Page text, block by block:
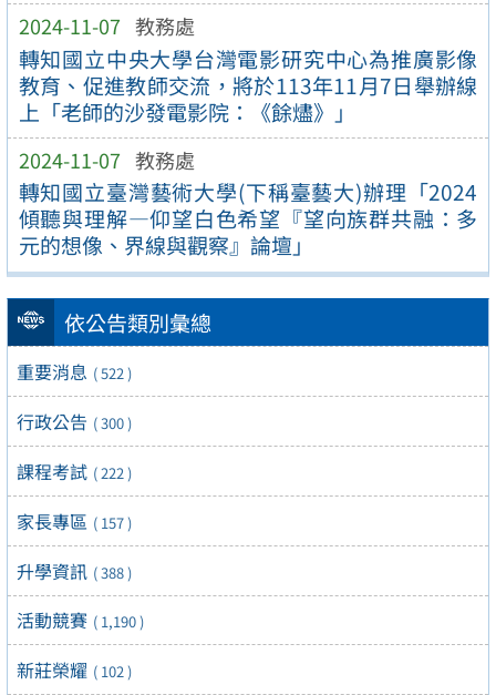
2024-11-07 教務處
轉知國立中央大學台灣電影研究中心為推廣影像
教育、促進教師交流，將於113年11月7日舉辦線
上「老師的沙發電影院：《餘燼》」
2024-11-07 教務處
轉知國立臺灣藝術大學(下稱臺藝大)辦理「2024
傾聽與理解—仰望白色希望『望向族群共融：多
元的想像、界線與觀察』論壇」
依公告類別彙總
重要消息 ( 522 )
行政公告 ( 300 )
課程考試 ( 222 )
家長專區 ( 157 )
升學資訊 ( 388 )
活動競賽 ( 1,190 )
新莊榮耀 ( 102 )